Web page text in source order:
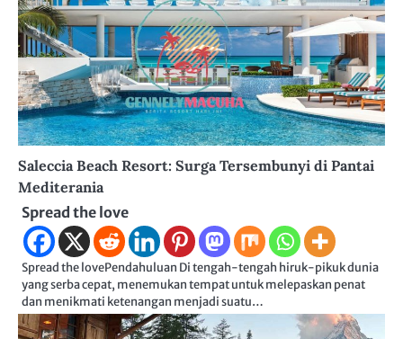
Saleccia Beach Resort: Surga Tersembunyi di Pantai
Mediterania
Spread the love
Spread the lovePendahuluan Di tengah-tengah hiruk-pikuk dunia
yang serba cepat, menemukan tempat untuk melepaskan penat
dan menikmati ketenangan menjadi suatu…